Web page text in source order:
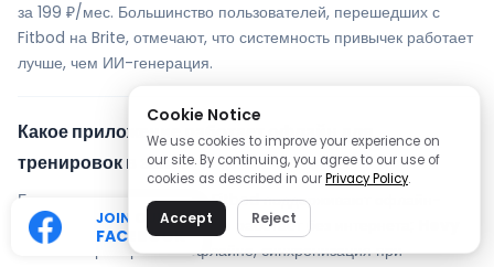
JOIN OUR
FACEBOOK
за 199 ₽/мес. Большинство пользователей, перешедших с
Fitbod на Brite, отмечают, что системность привычек работает
лучше, чем ИИ-генерация.
Какое приложение работает офлайн для
тренировок в зале?
Большинство альтернатив Fitbod поддерживают офлайн-
режим:
Strong — полностью работает без интернета;
— запись тренировок в офлайне, синхронизация при
Cookie Notice
We use cookies to improve your experience on
our site. By continuing, you agree to our use of
cookies as described in ourPrivacy Policy.
Accept Reject